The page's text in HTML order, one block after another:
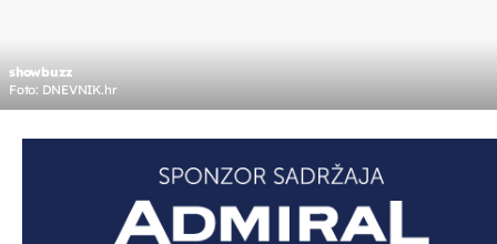
showbuzz
Foto: DNEVNIK.hr